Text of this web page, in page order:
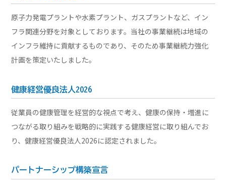
原子力発電プラントや水素プラント、ガスプラントなど、イン
フラ関連分野を対象としております。当社の事業継続は地域の
インフラ維持に貢献するものであり、そのため事業継続力強化
計画を策定いたしました。
健康経営優良法人2026
従業員の健康管理を経営的な視点で考え、健康の保持・増進に
つながる取り組みを戦略的に実践する健康経営に取り組んでお
り、健康経営優良法人2026に認定されました。
パートナーシップ構築宣言